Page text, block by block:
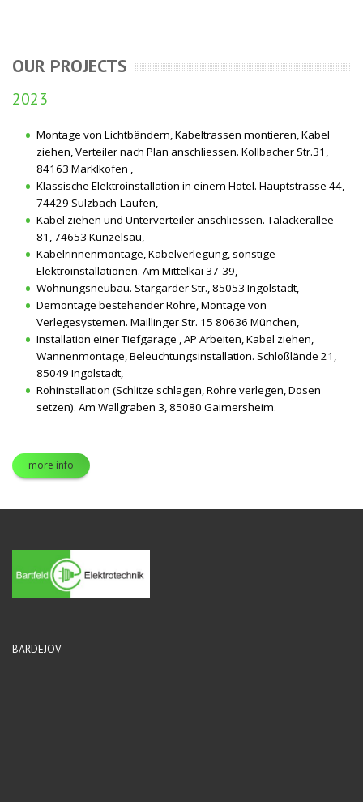
OUR PROJECTS
2023
Montage von Lichtbändern, Kabeltrassen montieren, Kabel
ziehen, Verteiler nach Plan anschliessen. Kollbacher Str.31,
84163 Marklkofen ,
Klassische Elektroinstallation in einem Hotel. Hauptstrasse 44,
74429 Sulzbach-Laufen,
Kabel ziehen und Unterverteiler anschliessen. Taläckerallee
81, 74653 Künzelsau,
Kabelrinnenmontage, Kabelverlegung, sonstige
Elektroinstallationen. Am Mittelkai 37-39,
Wohnungsneubau. Stargarder Str., 85053 Ingolstadt,
Demontage bestehender Rohre, Montage von
Verlegesystemen. Maillinger Str. 15 80636 München,
Installation einer Tiefgarage , AP Arbeiten, Kabel ziehen,
Wannenmontage, Beleuchtungsinstallation. Schloßlände 21,
85049 Ingolstadt,
Rohinstallation (Schlitze schlagen, Rohre verlegen, Dosen
setzen). Am Wallgraben 3, 85080 Gaimersheim.
more info
BARDEJOV